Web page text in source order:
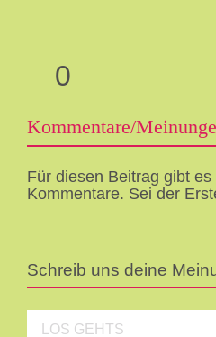
0
Kommentare/
Für diesen Beitrag gibt
Kommentare. Sei der
Schreib uns deine